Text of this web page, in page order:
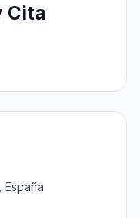
Cita